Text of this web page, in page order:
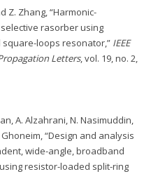
Z. Zhang, “Harmonic-
rasorber using
loops resonator,” IEEE
Letters, vol. 19, no. 2,
A. Alzahrani, N. Nasimuddin,
Ghoneim, “Design and analysis
wide-angle, broadband
resistor-loaded split-ring